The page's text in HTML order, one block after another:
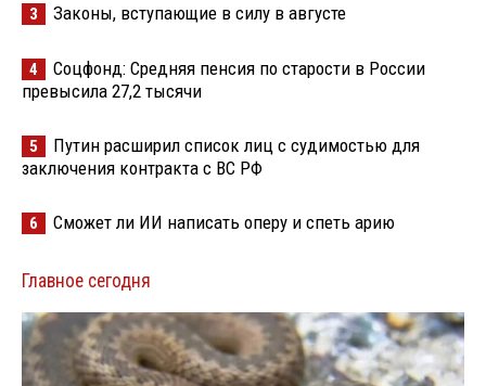
3 Законы, вступающие в силу в августе
4
Соцфонд: Средняя пенсия по старости в России
превысила 27,2 тысячи
5
Путин расширил список лиц с судимостью для
заключения контракта с ВС РФ
6 Сможет ли ИИ написать оперу и спеть арию
Главное сегодня